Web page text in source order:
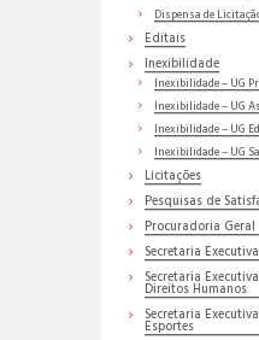
Dispensa de
Editais
Inexibilidade
Inexibilidade – UG
Inexibilidade – UG
Inexibilidade – UG
Inexibilidade – UG
Licitações
Pesquisas de
Procuradoria
Secretaria
Secretaria
Direitos Humanos
Secretaria
Esportes